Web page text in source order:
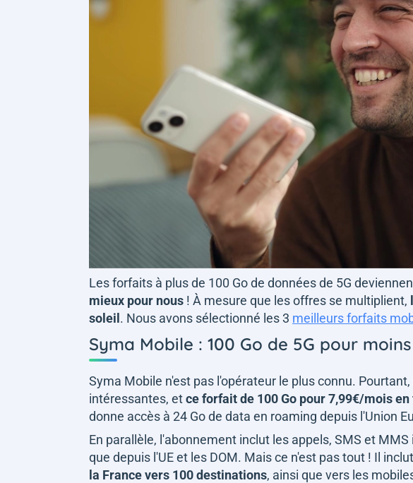
Les forfaits à plus de 100 Go de données de 5G
mieux pour nous ! À mesure que les offres se multiplient,
soleil. Nous avons sélectionné les 3 meilleurs forfaits
Syma Mobile : 100 Go de 5G pour
Syma Mobile n'est pas l'opérateur le plus connu.
intéressantes, etce forfait de 100 Go pour 7,99€/mois
donne accès à 24 Go de data en roaming depuis l'Union
En parallèle, l'abonnement inclut les appels, SMS et
que depuis l'UE et les DOM. Mais ce n'est pas tout ! Il
la France vers 100 destinations, ainsi que vers les